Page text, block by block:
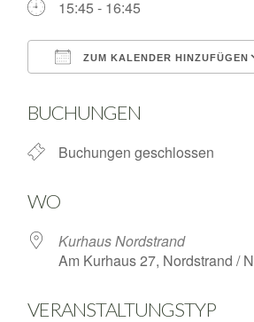
15:45 - 16:45
ZUM KALENDER HINZUFÜGEN
BUCHUNGEN
Buchungen geschlossen
WO
Kurhaus Nordstrand
Am Kurhaus 27, Nordstrand /
VERANSTALTUNGSTYP